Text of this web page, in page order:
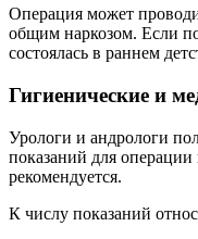
Операция может
общим наркозом. Если
состоялась в раннем
Гигиенические и
Урологи и андрологи
показаний для
рекомендуется.
К числу показаний